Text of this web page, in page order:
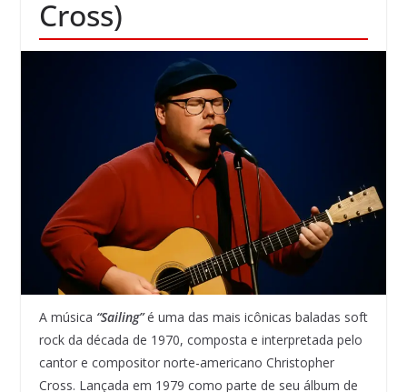
Cross)
A música “Sailing”é uma das mais icônicas baladas soft
rock da década de 1970, composta e interpretada pelo
cantor e compositor norte-americano Christopher
Cross. Lançada em 1979 como parte de seu álbum de